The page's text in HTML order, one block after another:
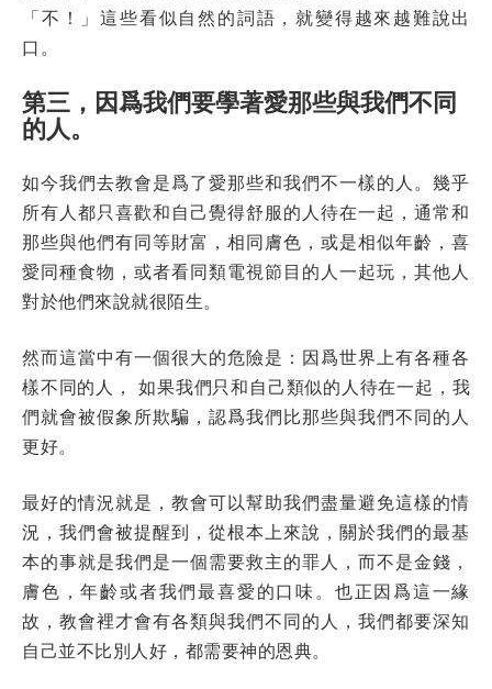
「不！」這些看似自然的詞語，就變得越來越難說出
口。
第三，因爲我們要學著愛那些與我們不同
的人。
如今我們去教會是爲了愛那些和我們不一樣的人。幾乎
所有人都只喜歡和自己覺得舒服的人待在一起，通常和
那些與他們有同等財富，相同膚色，或是相似年齡，喜
愛同種食物，或者看同類電視節目的人一起玩，其他人
對於他們來說就很陌生。
然而這當中有一個很大的危險是：因爲世界上有各種各
樣不同的人， 如果我們只和自己類似的人待在一起，我
們就會被假象所欺騙，認爲我們比那些與我們不同的人
更好。
最好的情況就是，教會可以幫助我們盡量避免這樣的情
況，我們會被提醒到，從根本上來說，關於我們的最基
本的事就是我們是一個需要救主的罪人，而不是金錢，
膚色，年齡或者我們最喜愛的口味。也正因爲這一緣
故，教會裡才會有各類與我們不同的人，我們都要深知
自己並不比別人好，都需要神的恩典。